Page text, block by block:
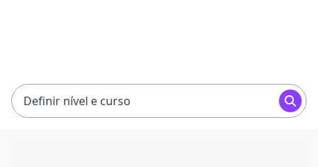
Definir nível e curso